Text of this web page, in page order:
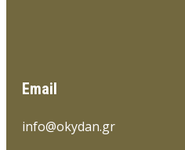
Email
info@okydan.gr